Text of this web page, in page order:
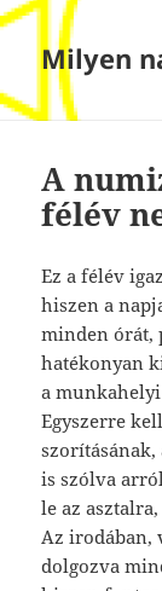
Milyen
A
félév
Ez a félév
hiszen a
minden órát,
hatékonyan
a
Egyszerre
is szólva
le az
Az irodában,
dolgozva